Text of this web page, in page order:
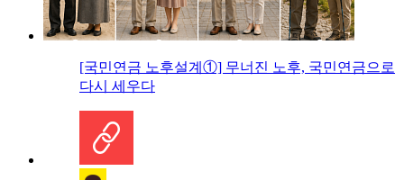
[국민연금 노후설계①] 무너진 노후, 국민연금으로
다시 세우다